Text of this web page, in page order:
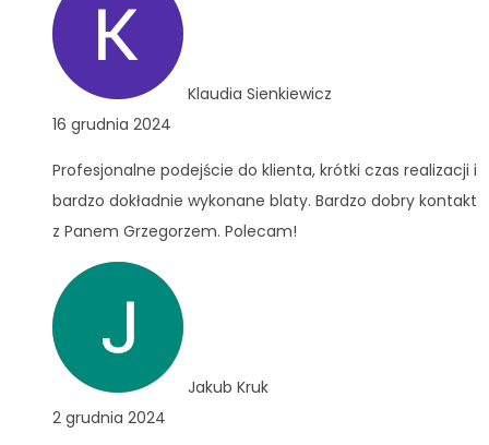
Klaudia Sienkiewicz
16 grudnia 2024
Profesjonalne podejście do klienta, krótki czas realizacji i
bardzo dokładnie wykonane blaty. Bardzo dobry kontakt
z Panem Grzegorzem. Polecam!
Jakub Kruk
2 grudnia 2024